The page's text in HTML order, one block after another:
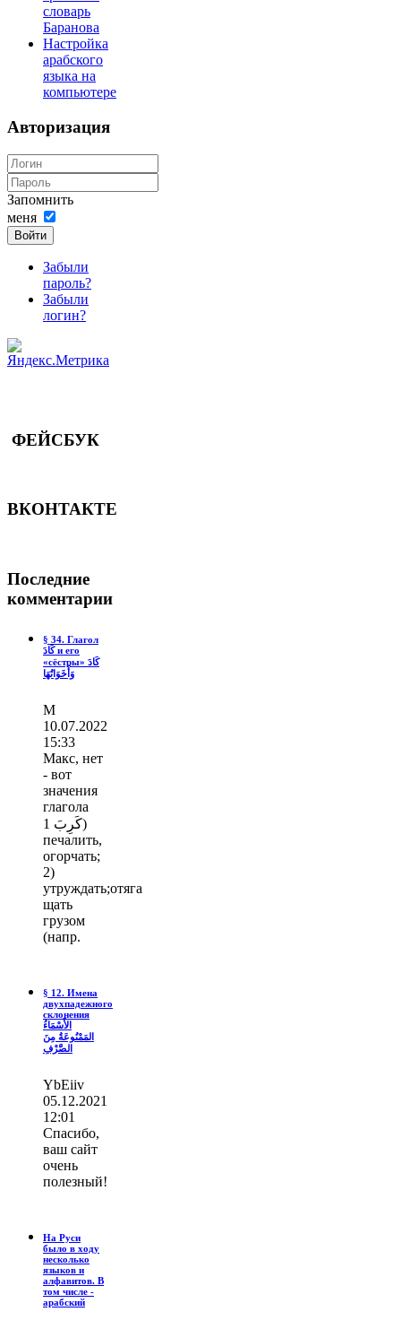
словарь
Баранова
Настройка
арабского
языка на
компьютере
Авторизация
Запомнить
меня
Войти
Забыли
пароль?
Забыли
логин?
ФЕЙСБУК
ВКОНТАКТЕ
Последние
комментарии
§ 34. Глагол
كَادَ и его
«сёстры» كَادَ
وَأَخَوَاتُهَا
М
10.07.2022
15:33
Макс, нет
- вот
значения
глагола
كَرِبَ 1)
печалить,
огорчать;
2)
утруждать;отяга
щать
грузом
(напр.
§ 12. Имена
двухпадежного
склонения
الأَسْمَاءُ
المَمْنُوعَةُ مِنَ
الصَّرْفِ
YbEiiv
05.12.2021
12:01
Спасибо,
ваш сайт
очень
полезный!
На Руси
было в ходу
несколько
языков и
алфавитов. В
том числе -
арабский